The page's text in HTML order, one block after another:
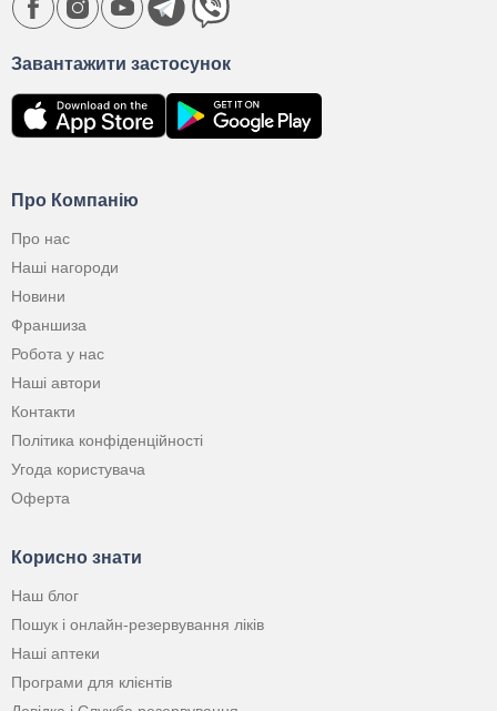
Про Компанію
Про нас
Наші нагороди
Новини
Франшиза
Робота у нас
Наші автори
Контакти
Політика конфіденційності
Угода користувача
Оферта
Корисно знати
Наш блог
Пошук і онлайн-резервування ліків
Наші аптеки
Програми для клієнтів
Завантажити застосунок